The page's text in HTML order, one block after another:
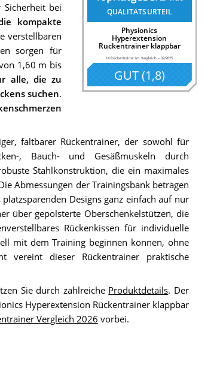
QUALITÄTSURTEIL
Physionics
Hyperextension
Rückentrainer klappbar
14 Rückentrainer im Vergleich –02/2025
GUT(1,8)
bei
kompakte
verstellbaren
sorgen für
1,60 m bis
alle, die zu
suchen.
faltbarer Rückentrainer, der sowohl für
, Bauch- und Gesäßmuskeln durch
Stahlkonstruktion, die ein maximales
Abmessungen der Trainingsbank betragen
Designs ganz einfach auf nur
über gepolsterte Oberschenkelstützen, die
Rückenkissen für individuelle
mit dem Training beginnen können, ohne
vereint dieser Rückentrainer praktische
Sie durch zahlreiche Produktdetails. Der
Hyperextension Rückentrainer klappbar
Vergleich 2026 vorbei.